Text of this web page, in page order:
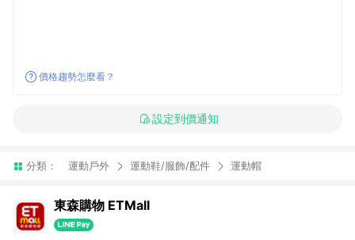
價格趨勢怎麼看？
設定到價通知
分類： 運動戶外 運動鞋/服飾/配件 運動帽
東森購物 ETMall